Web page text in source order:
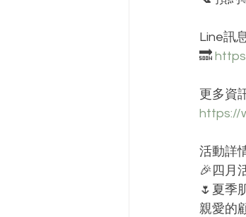
Line訊
🔜
更多資
https://
活動詳
🎉四月
🌷夏季
親愛的